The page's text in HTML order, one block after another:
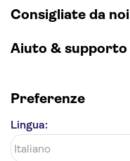
Consigliate da noi
Aiuto & supporto
Preferenze
Lingua: